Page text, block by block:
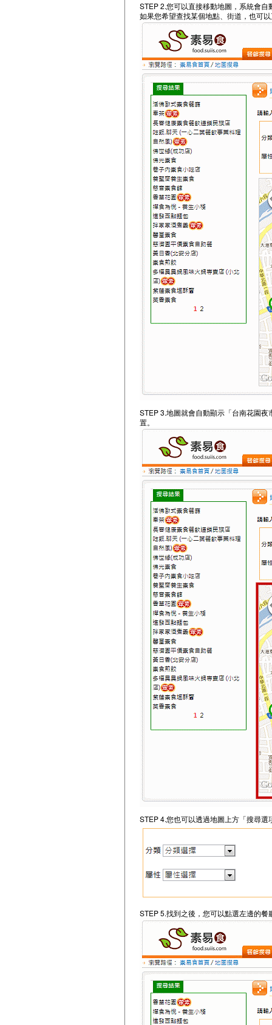
STEP 2.您可以直接移動地圖，系統會
如果您希望查找某個地點、街道，也可
STEP 3.地圖就會自動顯示「台南花園
置。
STEP 4.您也可以透過地圖上方「搜尋
STEP 5.找到之後，您可以點選左邊的